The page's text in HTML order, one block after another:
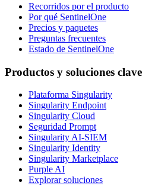
Recorridos por el producto
Por qué SentinelOne
Precios y paquetes
Preguntas frecuentes
Estado de SentinelOne
Productos y soluciones clave
Plataforma Singularity
Singularity Endpoint
Singularity Cloud
Seguridad Prompt
Singularity AI-SIEM
Singularity Identity
Singularity Marketplace
Purple AI
Explorar soluciones